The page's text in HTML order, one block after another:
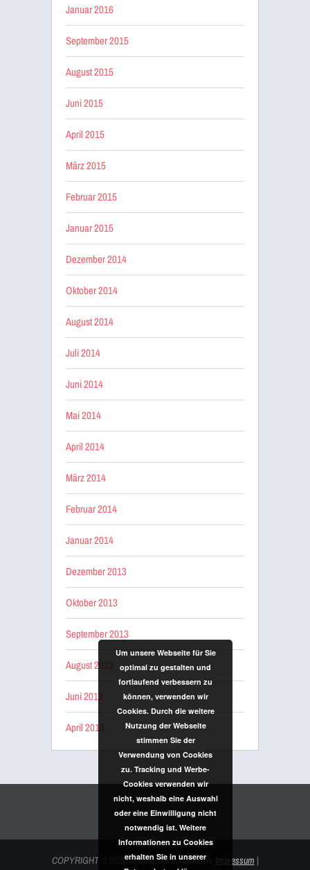
Januar 2016
September 2015
August 2015
Juni 2015
April 2015
März 2015
Februar 2015
Januar 2015
Dezember 2014
Oktober 2014
August 2014
Juli 2014
Juni 2014
Mai 2014
April 2014
März 2014
Februar 2014
Januar 2014
Dezember 2013
Oktober 2013
September 2013
August 2013
Juni 2013
April 2013
COPYRIGHT © 2026. Alle Rechte vorbehalten. Impressum |
Um unsere Webseite für Sie
optimal zu gestalten und
fortlaufend verbessern zu
können, verwenden wir
Cookies. Durch die weitere
Nutzung der Webseite
stimmen Sie der
Verwendung von Cookies
zu. Tracking und Werbe-
Cookies verwenden wir
nicht, weshalb eine Auswahl
oder eine Einwilligung nicht
notwendig ist. Weitere
Informationen zu Cookies
erhalten Sie in unserer